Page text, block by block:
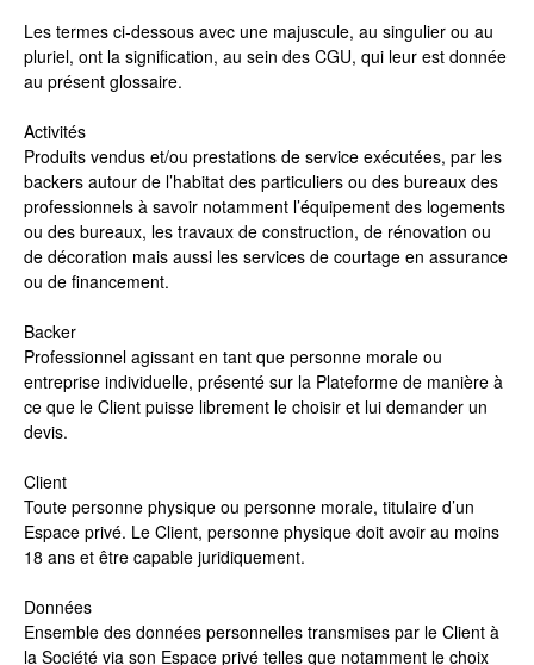
Les termes ci-dessous avec une majuscule, au singulier ou au
pluriel, ont la signification, au sein des CGU, qui leur est donnée
au présent glossaire.
Activités
Produits vendus et/ou prestations de service exécutées, par les
backers autour de l’habitat des particuliers ou des bureaux des
professionnels à savoir notamment l’équipement des logements
ou des bureaux, les travaux de construction, de rénovation ou
de décoration mais aussi les services de courtage en assurance
ou de financement.
Backer
Professionnel agissant en tant que personne morale ou
entreprise individuelle, présenté sur la Plateforme de manière à
ce que le Client puisse librement le choisir et lui demander un
devis.
Client
Toute personne physique ou personne morale, titulaire d’un
Espace privé. Le Client, personne physique doit avoir au moins
18 ans et être capable juridiquement.
Données
Ensemble des données personnelles transmises par le Client à
la Société via son Espace privé telles que notamment le choix